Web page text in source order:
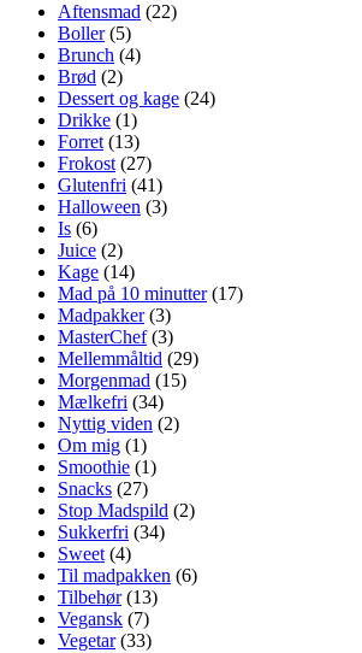
Aftensmad (22)
Boller(5)
Brunch (4)
Brød (2)
Dessert og kage (24)
Drikke (1)
Forret (13)
Frokost (27)
Glutenfri (41)
Halloween (3)
Is (6)
Juice (2)
Kage (14)
Mad på 10 minutter(17)
Madpakker(3)
MasterChef(3)
Mellemmåltid (29)
Morgenmad (15)
Mælkefri (34)
Nyttig viden (2)
Om mig (1)
Smoothie (1)
Snacks (27)
Stop Madspild (2)
Sukkerfri (34)
Sweet (4)
Til madpakken (6)
Tilbehør(13)
Vegansk (7)
Vegetar(33)